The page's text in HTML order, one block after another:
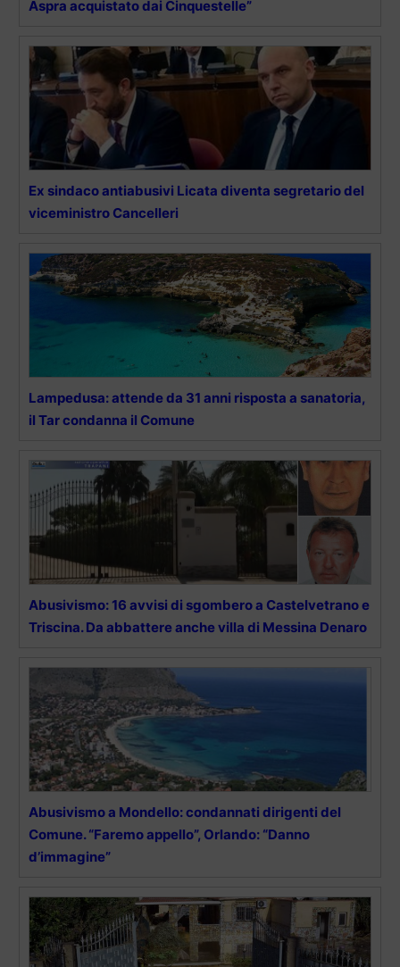
Aspra acquistato dai Cinquestelle”
Ex sindaco antiabusivi Licata diventa segretario del
viceministro Cancelleri
Lampedusa: attende da 31 anni risposta a sanatoria,
il Tar condanna il Comune
Abusivismo: 16 avvisi di sgombero a Castelvetrano e
Triscina. Da abbattere anche villa di Messina Denaro
Abusivismo a Mondello: condannati dirigenti del
Comune. “Faremo appello”, Orlando: “Danno
d’immagine”